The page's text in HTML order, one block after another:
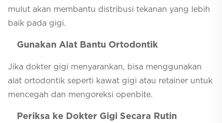
mulut akan membantu distribusi tekanan yang lebih
baik pada gigi.
Gunakan Alat Bantu Ortodontik
Jika dokter gigi menyarankan, bisa menggunakan
alat ortodontik seperti kawat gigi atau retainer untuk
mencegah dan mengoreksi openbite.
Periksa ke Dokter Gigi Secara Rutin